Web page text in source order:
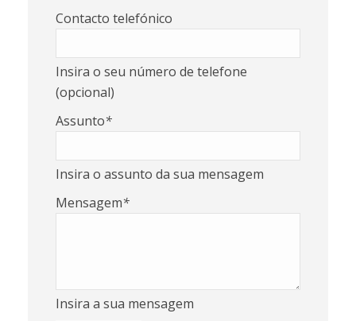
Contacto telefónico
Insira o seu número de telefone
(opcional)
Assunto*
Insira o assunto da sua mensagem
Mensagem*
Insira a sua mensagem